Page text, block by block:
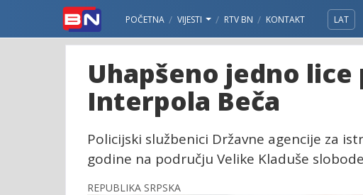
POČETNA VIJESTI RTV BN KONTAKT LAT
Uhapšeno jedno
Interpola Beča
Policijski službenici Državne agencije za
godine na području Velike Kladuše
REPUBLIKA SRPSKA